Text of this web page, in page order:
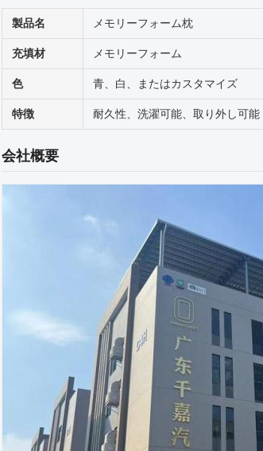
製品名 メモリーフォーム枕
充填材 メモリーフォーム
色 青、白、またはカスタマイズ
特徴 耐久性、洗濯可能、取り外し可能
会社概要